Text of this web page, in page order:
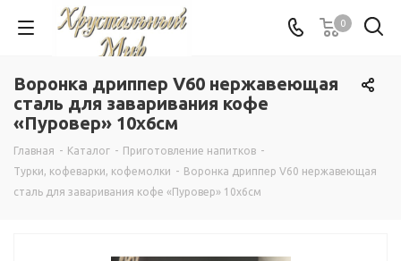
0
Воронка дриппер V60 нержавеющая
сталь для заваривания кофе
«Пуровер» 10х6см
Главная - Каталог - Приготовление напитков -
Турки, кофеварки, кофемолки - Воронка дриппер V60 нержавеющая
сталь для заваривания кофе «Пуровер» 10х6см